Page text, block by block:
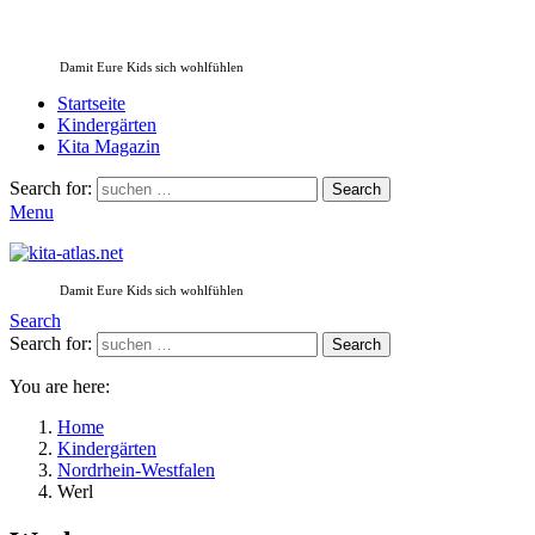
Damit Eure Kids sich wohlfühlen
Startseite
Kindergärten
Kita Magazin
Search for: Search
Menu
Damit Eure Kids sich wohlfühlen
Search
Search for:
Search
You are here:
Home
Kindergärten
Nordrhein-Westfalen
Werl